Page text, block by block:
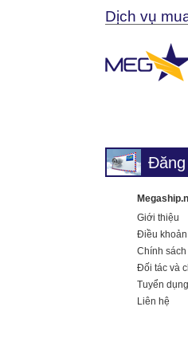
Dịch vụ
Đăng
Giới thiệu
Điều
Chính
Đối tác và
Tuyển dụng
Liên hệ